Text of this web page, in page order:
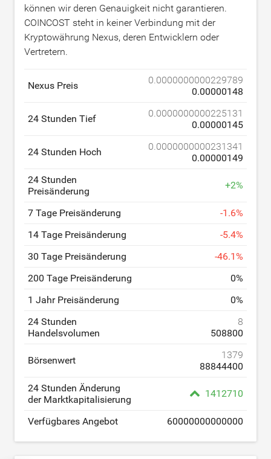
können wir deren Genauigkeit nicht garantieren.
COINCOST steht in keiner Verbindung mit der
Kryptowährung Nexus, deren Entwicklern oder
Vertretern.
Nexus Preis
0.0000000000229789
0.00000148
24 Stunden Tief
0.0000000000225131
0.00000145
24 Stunden Hoch
0.0000000000231341
0.00000149
24 Stunden
Preisänderung
+2%
7 Tage Preisänderung -1.6%
14 Tage Preisänderung
-5.4%
30 Tage Preisänderung
-46.1%
200 Tage Preisänderung
0%
1 Jahr Preisänderung
0%
24 Stunden
Handelsvolumen
8
508800
Börsenwert
1379
88844400
24 Stunden Änderung
der Marktkapitalisierung
1412710
Verfügbares Angebot 60000000000000